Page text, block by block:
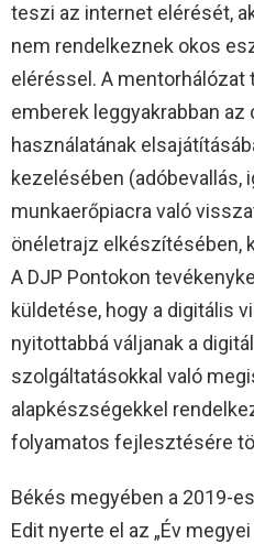
teszi az internet elérését,
nem rendelkeznek okos
eléréssel. A mentorhálózat
emberek leggyakrabban
használatának
kezelésében (adóbevallás,
munkaerőpiacra való
önéletrajz elkészítésében,
A DJP Pontokon
küldetése, hogy a digitális
nyitottabbá váljanak a
szolgáltatásokkal való
alapkészségekkel
folyamatos fejlesztésére
Békés megyében a 2019-
Edit nyerte el az „Év